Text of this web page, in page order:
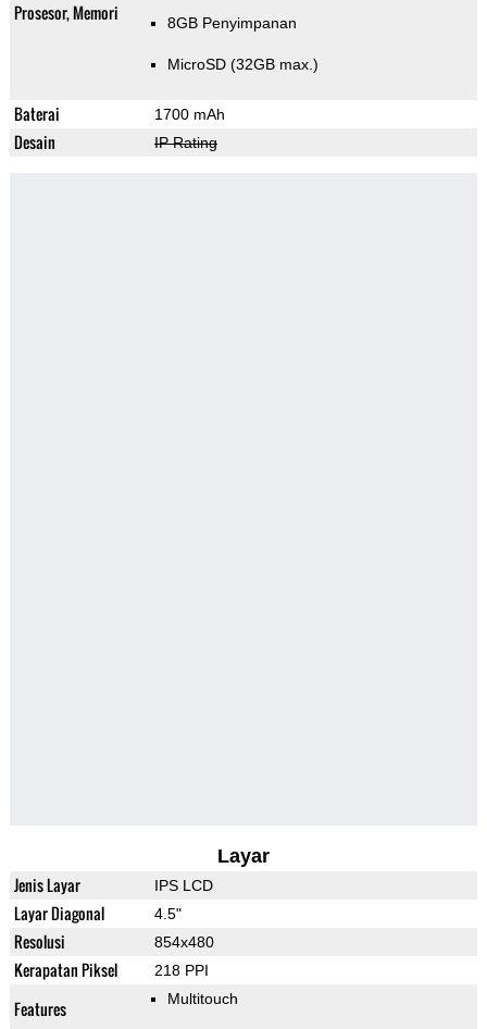
Prosesor, Memori 8GB Penyimpanan
MicroSD (32GB max.)
Baterai 1700 mAh
Desain IP Rating
Layar
Jenis Layar IPS LCD
Layar Diagonal 4.5"
Resolusi 854x480
Kerapatan Piksel 218 PPI
Features Multitouch